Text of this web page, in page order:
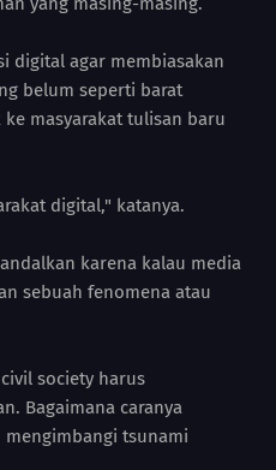
digital agar membiasakan
belum seperti barat
masyarakat tulisan baru
digital," katanya.
karena kalau media
sebuah fenomena atau
society harus
Bagaimana caranya
tsunami